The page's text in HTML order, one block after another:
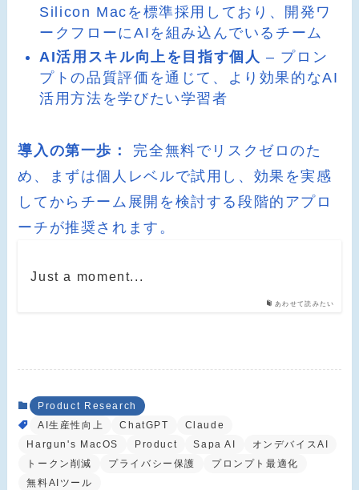
Silicon Macを標準採用しており、開発ワ
ークフローにAIを組み込んでいるチーム
AI活用スキル向上を目指す個人 – プロン
プトの品質評価を通じて、より効果的なAI
活用方法を学びたい学習者
導入の第一歩：
完全無料でリスクゼロのた
め、まずは個人レベルで試用し、効果を実感
してからチーム展開を検討する段階的アプロ
ーチが推奨されます。
あわせて読みたい
Just a moment...
Product Research
AI生産性向上
ChatGPT
Claude
Hargun's MacOS
Product Sapa AI
オンデバイスAI
トークン削減
プライバシー保護
プロンプト最適化
無料AIツール